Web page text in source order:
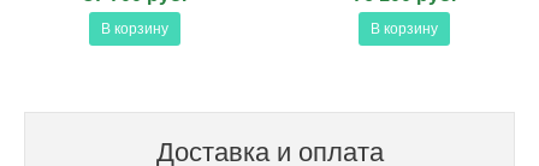
В корзину В корзину
Доставка и оплата